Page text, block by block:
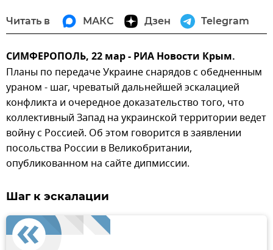
Читать в МАКС Дзен Telegram
СИМФЕРОПОЛЬ, 22 мар - РИА Новости Крым.
Планы по передаче Украине снарядов с обедненным
ураном - шаг, чреватый дальнейшей эскалацией
конфликта и очередное доказательство того, что
коллективный Запад на украинской территории ведет
войну с Россией. Об этом говорится в заявлении
посольства России в Великобритании,
опубликованном на сайте дипмиссии.
Шаг к эскалации